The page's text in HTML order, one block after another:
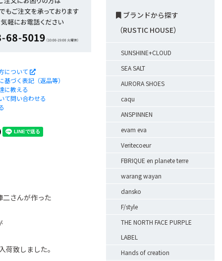
について
基づく表記（返品等）
に教える
て問い合わせる
さんが作った
荷致しました。
ブランドから探す
（RUSTIC HOUSE）
SUNSHINE+CLOUD
SEA SALT
AURORA SHOES
caqu
ANSPINNEN
evam eva
Veritecoeur
FBRIQUE en planete terre
warang wayan
dansko
F/style
THE NORTH FACE PURPLE
LABEL
Hands of creation